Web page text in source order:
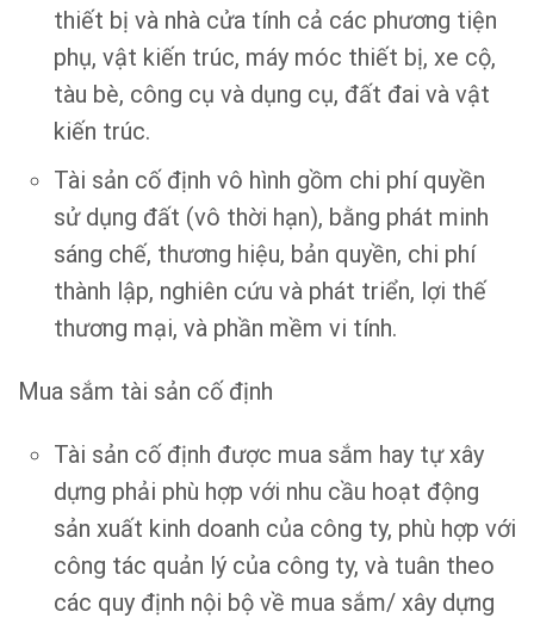
thiết bị và nhà cửa tính cả các phương tiện
phụ, vật kiến trúc, máy móc thiết bị, xe cộ,
tàu bè, công cụ và dụng cụ, đất đai và vật
kiến trúc.
Tài sản cố định vô hình gồm chi phí quyền
sử dụng đất (vô thời hạn), bằng phát minh
sáng chế, thương hiệu, bản quyền, chi phí
thành lập, nghiên cứu và phát triển, lợi thế
thương mại, và phần mềm vi tính.
Mua sắm tài sản cố định
Tài sản cố định được mua sắm hay tự xây
dựng phải phù hợp với nhu cầu hoạt động
sản xuất kinh doanh của công ty, phù hợp với
công tác quản lý của công ty, và tuân theo
các quy định nội bộ về mua sắm/ xây dựng